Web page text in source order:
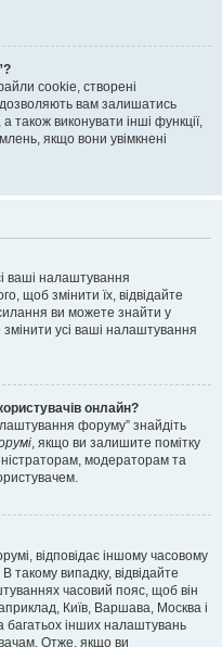
cookie, створені
вам залишатись
також виконувати інші функції,
якщо вони увімкнені
ваші налаштування
щоб змінити їх, відвідайте
ви можете знайти у
усі ваші налаштування
онлайн?
форуму” знайдіть
, якщо ви залишите помітку
модераторам та
відповідає іншому часовому
такому випадку, відвідайте
часовий пояс, щоб він
Київ, Варшава, Москва і
багатьох інших налаштувань
Отже, якщо ви